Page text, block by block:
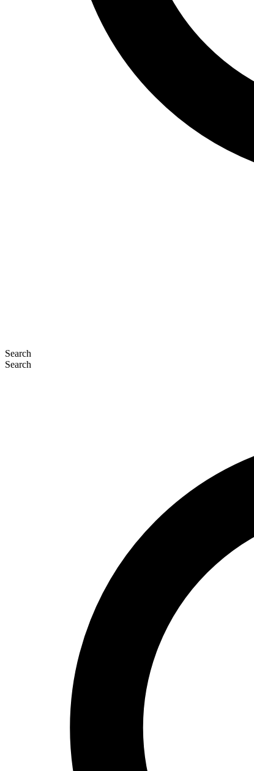
Search
Search